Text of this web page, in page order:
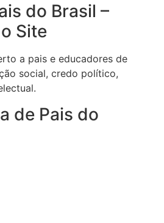
do Brasil –
Site
a pais e educadores de
social, credo político,
de Pais do